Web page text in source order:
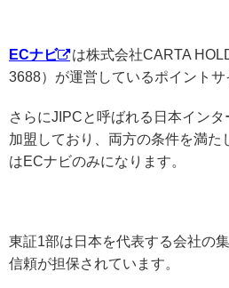
ECナビ
は株式会社CARTA
3688）が運営しているポイントサ
さらにJIPCと呼ばれる日本イン
加盟しており、両方の条件を満た
はECナビのみになります。
東証1部は日本を代表する会社の
信頼が担保されています。